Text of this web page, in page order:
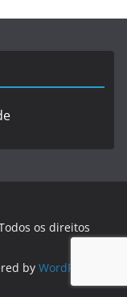
os direitos
by WordPress